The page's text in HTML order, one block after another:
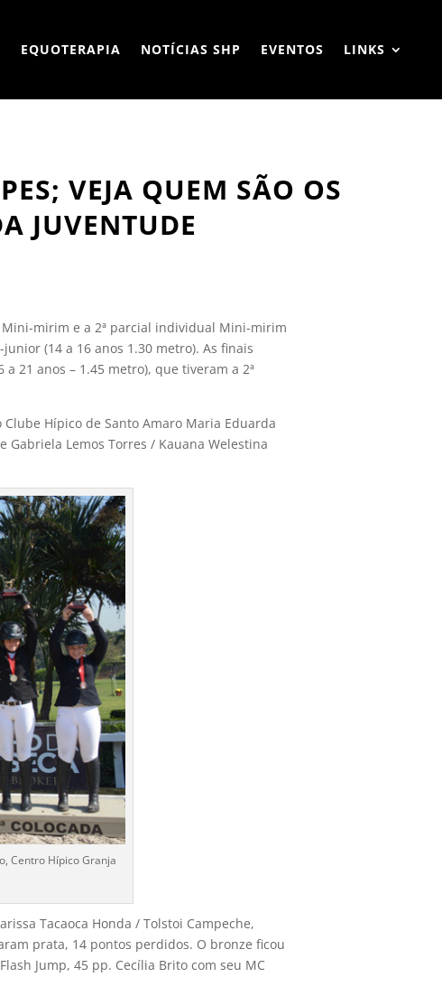
EQUOTERAPIA NOTÍCIAS SHP EVENTOS LINKS
VEJA QUEM SÃO OS
JUVENTUDE
mirim e a 2ª parcial individual Mini-mirim
(14 a 16 anos 1.30 metro). As finais
21 anos – 1.45 metro), que tiveram a 2ª
Hípico de Santo Amaro Maria Eduarda
Lemos Torres / Kauana Welestina
Centro Hípico Granja
Tacaoca Honda / Tolstoi Campeche,
prata, 14 pontos perdidos. O bronze ficou
Jump, 45 pp. Cecília Brito com seu MC